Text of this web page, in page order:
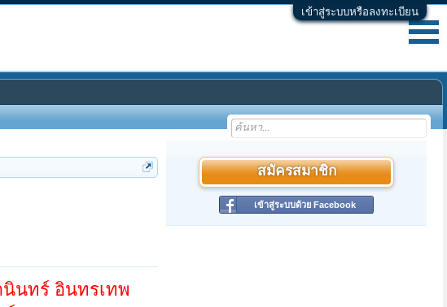
เข้าสู่ระบบหรือลงทะเบียน
นินทร์ อินทรเทพ
สมัครสมาชิก
เข้าสู่ระบบด้วย Facebook